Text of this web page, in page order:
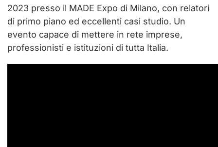
2023 presso il MADE Expo di Milano, con relatori
di primo piano ed eccellenti casi studio. Un
evento capace di mettere in rete imprese,
professionisti e istituzioni di tutta Italia.